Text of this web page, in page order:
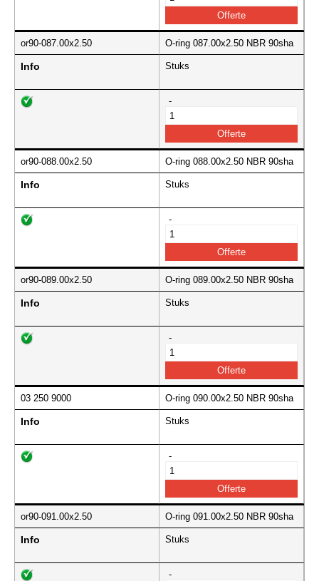
or90-087.00x2.50 O-ring 087.00x2.50 NBR 90sha
Info Stuks
-
or90-088.00x2.50 O-ring 088.00x2.50 NBR 90sha
Info Stuks
-
or90-089.00x2.50 O-ring 089.00x2.50 NBR 90sha
Info Stuks
-
03 250 9000 O-ring 090.00x2.50 NBR 90sha
Info Stuks
-
or90-091.00x2.50 O-ring 091.00x2.50 NBR 90sha
Info Stuks
-